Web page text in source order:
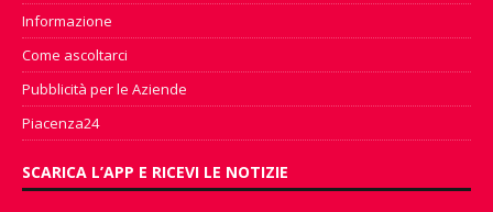
Informazione
Come ascoltarci
Pubblicità per le Aziende
Piacenza24
SCARICA L’APP E RICEVI LE NOTIZIE